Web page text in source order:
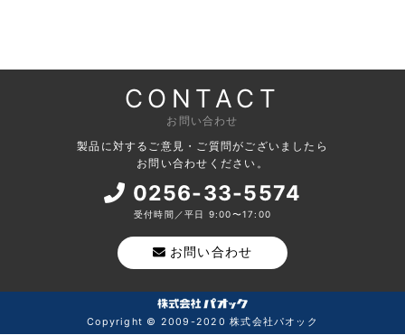
CONTACT
お問い合わせ
製品に対するご意見・ご質問がございましたら
お問い合わせください。
0256-33-5574
受付時間／平日 9:00〜17:00
お問い合わせ
Copyright © 2009-2020 株式会社パオック